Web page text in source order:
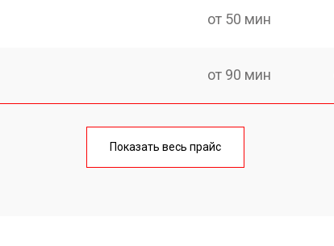
от 50 мин
от 90 мин
от 60 мин
Показать весь прайс